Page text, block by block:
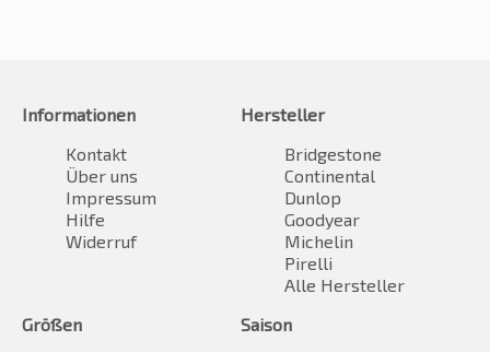
Informationen
Kontakt
Über uns
Impressum
Hilfe
Widerruf
Hersteller
Bridgestone
Continental
Dunlop
Goodyear
Michelin
Pirelli
Alle Hersteller
Größen
Saison